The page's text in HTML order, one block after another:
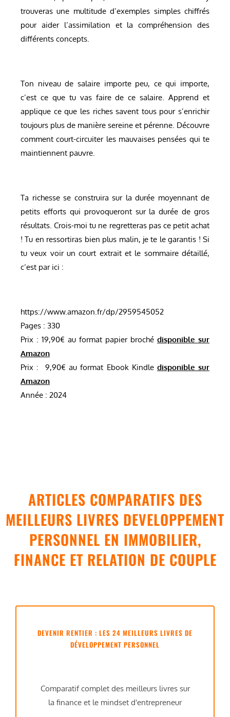
trouveras une multitude d’exemples simples chiffrés
pour aider l’assimilation et la compréhension des
différents concepts.
Ton niveau de salaire importe peu, ce qui importe,
c’est ce que tu vas faire de ce salaire. Apprend et
applique ce que les riches savent tous pour s’enrichir
toujours plus de manière sereine et pérenne. Découvre
comment court-circuiter les mauvaises pensées qui te
maintiennent pauvre.
Ta richesse se construira sur la durée moyennant de
petits efforts qui provoqueront sur la durée de gros
résultats. Crois-moi tu ne regretteras pas ce petit achat
! Tu en ressortiras bien plus malin, je te le garantis ! Si
tu veux voir un court extrait et le sommaire détaillé,
c’est par ici :
https://www.amazon.fr/dp/2959545052
Pages : 330
Prix : 19,90€ au format papier broché disponible sur
Amazon
Prix : 9,90€ au format Ebook Kindle disponible sur
Amazon
Année : 2024
ARTICLES COMPARATIFS DES
MEILLEURS LIVRES DEVELOPPEMENT
PERSONNEL EN IMMOBILIER,
FINANCE ET RELATION DE COUPLE
DEVENIR RENTIER : LES 24 MEILLEURS LIVRES DE
DÉVELOPPEMENT PERSONNEL
Comparatif complet des meilleurs livres sur
la finance et le mindset d'entrepreneur